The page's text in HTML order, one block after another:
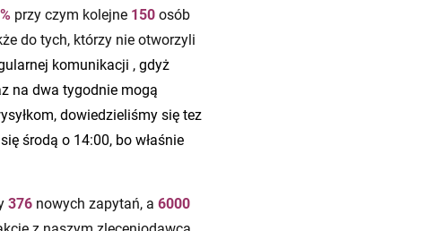
przy czym kolejne 150 osób
do tych, którzy nie otworzyli
komunikacji , gdyż
na dwa tygodnie mogą
dowiedzieliśmy się tez
środą o 14:00, bo właśnie
376 nowych zapytań, a6000